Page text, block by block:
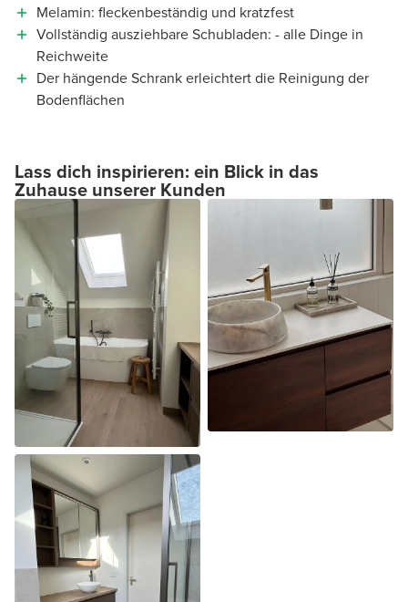
Melamin: fleckenbeständig und kratzfest
Vollständig ausziehbare Schubladen: - alle Dinge in
Reichweite
Der hängende Schrank erleichtert die Reinigung der
Bodenflächen
Lass dich inspirieren: ein Blick in das
Zuhause unserer Kunden